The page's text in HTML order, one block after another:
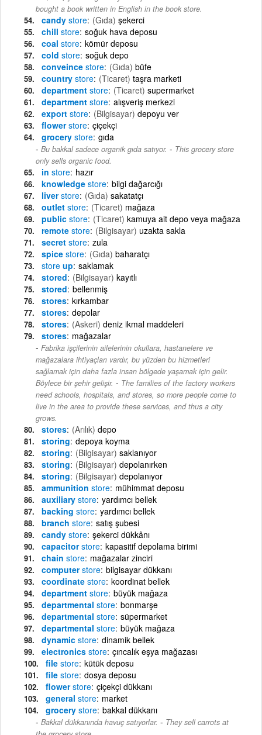
bought a book written in English in the book store.
candy store (Gıda) şekerci
chill store soğuk hava deposu
coal store kömür deposu
cold store soğuk depo
conveince store (Gıda) büfe
country store (Ticaret) taşra marketi
department store (Ticaret) supermarket
department store alışveriş merkezi
export store (Bilgisayar) depoyu ver
flowerstore çiçekçi
grocery store gıda
Bu bakkal sadece organik gıda satıyor. - This grocery store
only sells organic food.
in store hazır
knowledge store bilgi dağarcığı
liverstore (Gıda) sakatatçı
outlet store (Ticaret) mağaza
public store (Ticaret) kamuya ait depo veya mağaza
remote store (Bilgisayar) uzakta sakla
secret store zula
spice store (Gıda) baharatçı
store up saklamak
stored (Bilgisayar) kayıtlı
stored bellenmiş
stores kırkambar
stores depolar
stores (Askeri) deniz ikmal maddeleri
stores mağazalar
Fabrika işçilerinin ailelerinin okullara, hastanelere ve
mağazalara ihtiyaçları vardır, bu yüzden bu hizmetleri
sağlamak için daha fazla insan bölgede yaşamak için gelir.
Böylece bir şehir gelişir. - The families of the factory workers
need schools, hospitals, and stores, so more people come to
live in the area to provide these services, and thus a city
grows.
stores (Arılık) depo
storing depoya koyma
storing (Bilgisayar) saklanıyor
storing (Bilgisayar) depolanırken
storing (Bilgisayar) depolanıyor
ammunition store mühimmat deposu
auxiliary store yardımcı bellek
backing store yardımcı bellek
branch store satış şubesi
candy store şekerci dükkânı
capacitorstore kapasitif depolama birimi
chain store mağazalar zinciri
computerstore bilgisayar dükkanı
coordinate store koordinat bellek
department store büyük mağaza
departmental store bonmarşe
departmental store süpermarket
departmental store büyük mağaza
dynamic store dinamik bellek
electronics store çıncalık eşya mağazası
file store kütük deposu
file store dosya deposu
flowerstore çiçekçi dükkanı
general store market
grocery store bakkal dükkanı
Bakkal dükkanında havuç satıyorlar. - They sell carrots at